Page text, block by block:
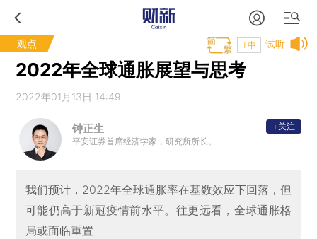
观点 试听
T中
2022年全球通胀展望与思考
2022年01月13日 14:49
钟正生
平安证券首席经济学家，研究所所长。
+关注
我们预计，2022年全球通胀率在基数效应下回落，但
可能仍高于新冠疫情前水平。往更远看，全球通胀格
局或面临重置